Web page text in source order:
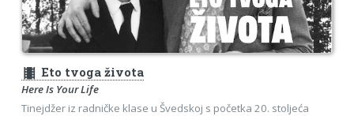
theaters Eto tvoga života
Here Is Your Life
Tinejdžer iz radničke klase u Švedskoj s početka 20. stoljeća